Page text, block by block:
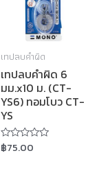
เทปลบคำผิด
เทปลบคำผิด 6
มม.x10 ม. (CT-
YS6) ทอมโบว CT-
YS
Rated
0
฿75.00